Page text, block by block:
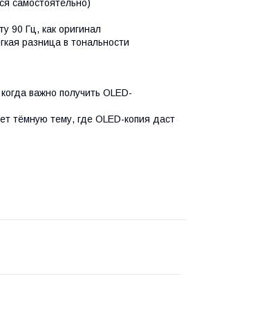
самостоятельно)
90 Гц, как оригинал
разница в тональности
важно получить OLED-
тёмную тему, где OLED-копия даст